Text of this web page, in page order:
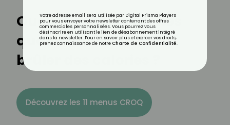
Quelles sont les tâches
quotidiennes qui font
brûler des calories ?
Découvrez les 11 menus CROQ
Votre adresse email sera utilisée par Digital Prisma Players
pour vous envoyer votre newsletter contenant des offres
commerciales personnalisées. Vous pourrez vous
désinscrire en utilisant le lien de désabonnement intégré
dans la newsletter. Pour en savoir plus et exercer vos droits,
prenez connaissance de notre Charte de Confidentialité.